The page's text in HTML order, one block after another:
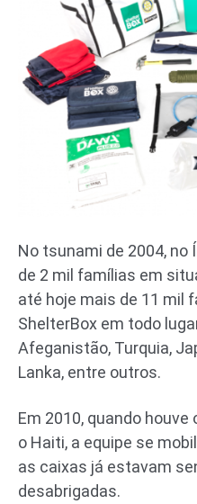
No tsunami de 2004, no
de 2 mil famílias em
até hoje mais de 11 mil
ShelterBox em todo
Afeganistão, Turquia,
Lanka, entre outros.
Em 2010, quando
o Haiti, a equipe se
as caixas já estavam
desabrigadas.